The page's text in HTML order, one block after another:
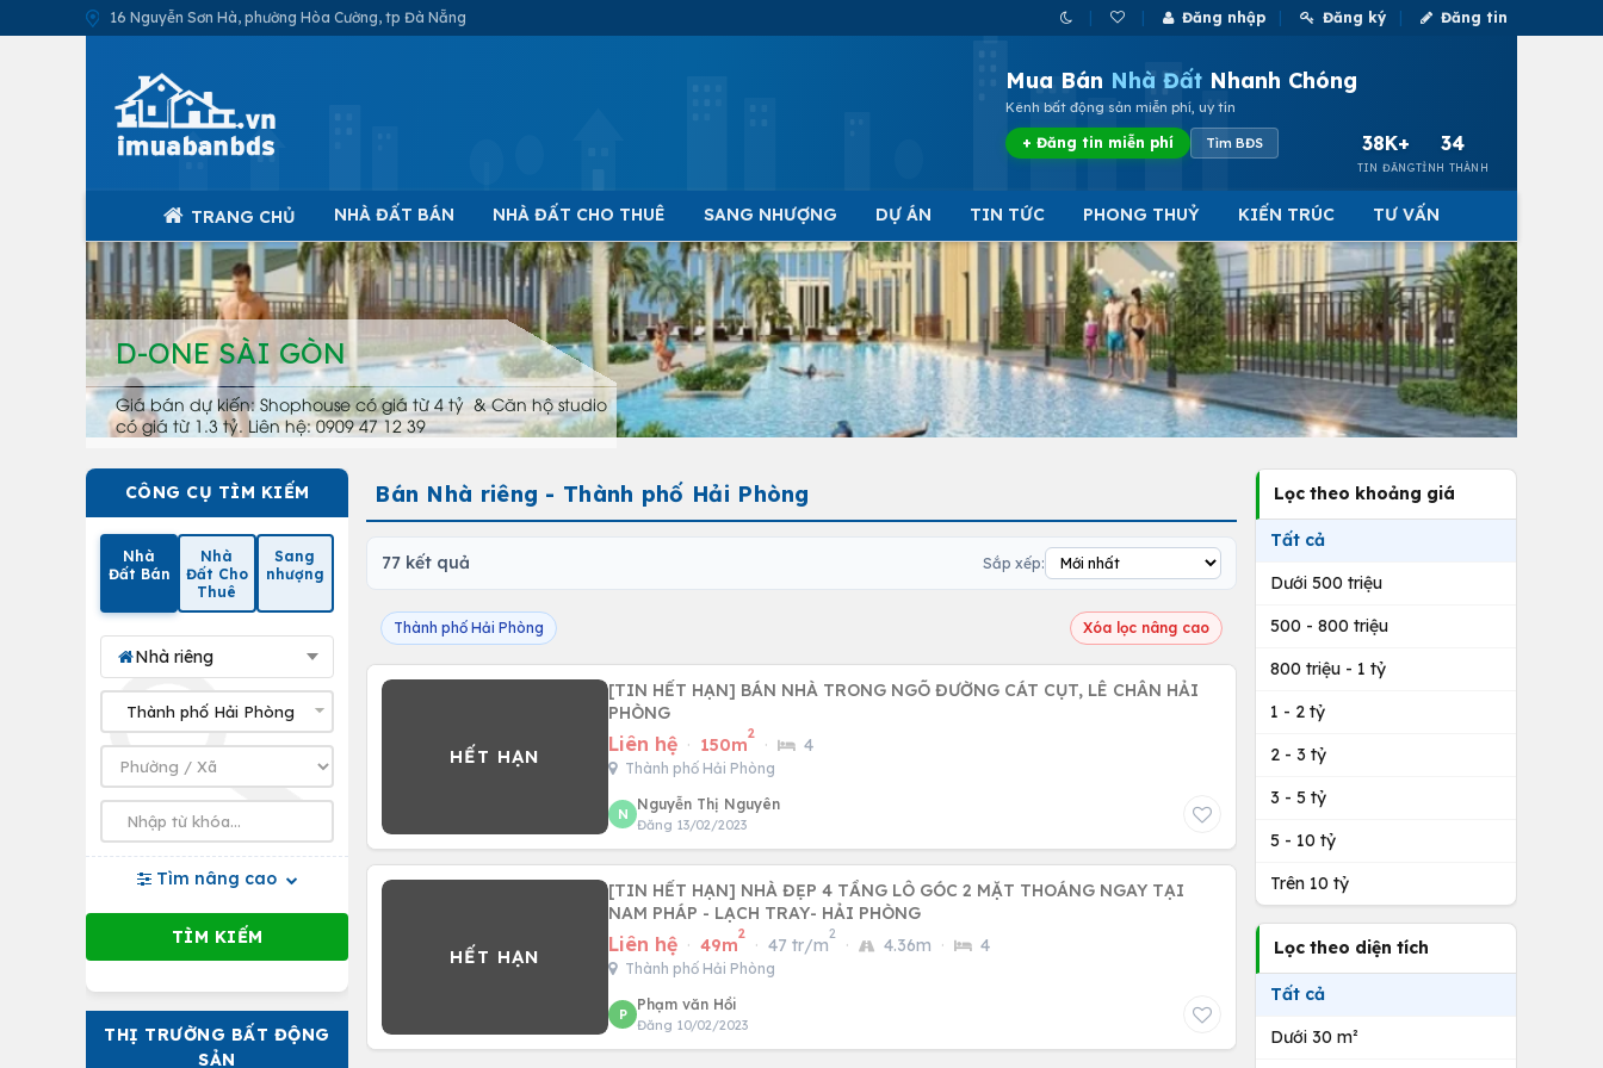
16 Nguyễn Sơn Hà, phường Hòa Cường, tp Đà Nẵng Đăng nhập Đăng ký Đăng tin
Mua Bán Nhà Đất Nhanh Chóng
Kênh bất động sản miễn phí, uy tín
+ Đăng tin miễn phí Tìm BĐS 38K+
TIN ĐĂNG
34
TỈNH THÀNH
TRANG CHỦ NHÀ ĐẤT BÁN NHÀ ĐẤT CHO THUÊ SANG NHƯỢNG DỰ ÁN TIN TỨC PHONG THUỶ KIẾN TRÚC TƯ VẤN
D-ONE SÀI GÒN
Giá bán dự kiến: Shophouse có giá từ 4 tỷ & Căn hộ studio
có giá từ 1.3 tỷ. Liên hệ: 0909 47 12 39
CÔNG CỤ TÌM KIẾM
Nhà
Đất Bán
Nhà
Đất Cho
Thuê
Sang
nhượng
Nhà riêng
Tìm nâng cao
THỊ TRƯỜNG BẤT ĐỘNG
SẢN
Bán Nhà riêng - Thành phố Hải Phòng
77 kết quả Sắp xếp:
Thành phố Hải Phòng Xóa lọc nâng cao
[TIN HẾT HẠN] BÁN NHÀ TRONG NGÕ ĐƯỜNG CÁT CỤT, LÊ CHÂN HẢI
PHÒNG
Liên hệ · 150m
2
· 4
Thành phố Hải Phòng
N
Nguyễn Thị Nguyên
Đăng 13/02/2023
[TIN HẾT HẠN] NHÀ ĐẸP 4 TẦNG LÔ GÓC 2 MẶT THOÁNG NGAY TẠI
NAM PHÁP - LẠCH TRAY- HẢI PHÒNG
Liên hệ · 49m
2
· 47 tr/m
2
· 4.36m · 4
Thành phố Hải Phòng
P
Phạm văn Hồi
Đăng 10/02/2023
Lọc theo khoảng giá
Tất cả
Dưới 500 triệu
500 - 800 triệu
800 triệu - 1 tỷ
1 - 2 tỷ
2 - 3 tỷ
3 - 5 tỷ
5 - 10 tỷ
Trên 10 tỷ
Lọc theo diện tích
Tất cả
Dưới 30 m²